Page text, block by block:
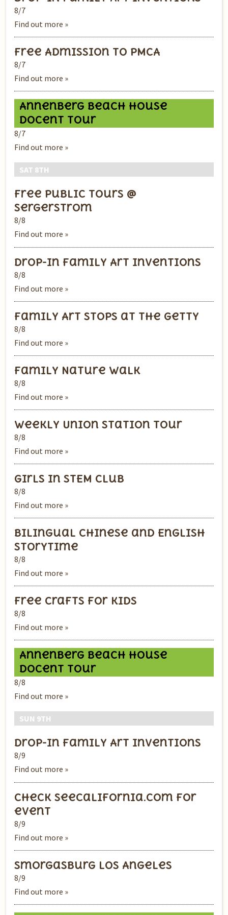
8/7
Find out more »
Free Admission to PMCA
8/7
Find out more »
Annenberg Beach House
Docent Tour
8/7
Find out more »
SAT 8TH
Free Public Tours @
Sergerstrom
8/8
Find out more »
Drop-In Family Art Inventions
8/8
Find out more »
Family Art Stops at the Getty
8/8
Find out more »
Family Nature Walk
8/8
Find out more »
Weekly Union Station Tour
8/8
Find out more »
Girls in STEM Club
8/8
Find out more »
Bilingual Chinese and English
Storytime
8/8
Find out more »
Free Crafts for Kids
8/8
Find out more »
Annenberg Beach House
Docent Tour
8/8
Find out more »
SUN 9TH
Drop-In Family Art Inventions
8/9
Find out more »
check SeeCalifornia.com for
event
8/9
Find out more »
Smorgasburg Los Angeles
8/9
Find out more »